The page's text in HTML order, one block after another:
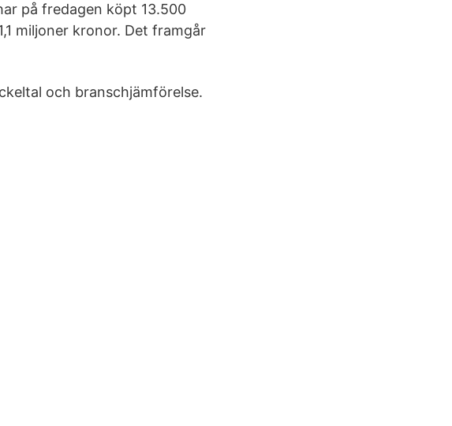
på fredagen köpt 13.500
miljoner kronor. Det framgår
och branschjämförelse.